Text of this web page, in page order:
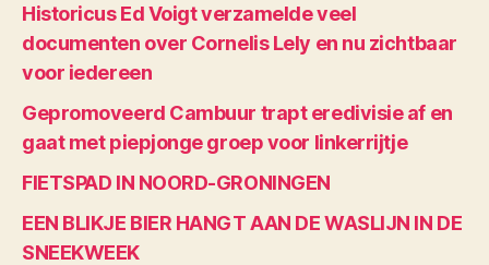
Historicus Ed Voigt verzamelde veel
documenten over Cornelis Lely en nu zichtbaar
voor iedereen
Gepromoveerd Cambuur trapt eredivisie af en
gaat met piepjonge groep voor linkerrijtje
FIETSPAD IN NOORD-GRONINGEN
EEN BLIKJE BIER HANGT AAN DE WASLIJN IN DE
SNEEKWEEK